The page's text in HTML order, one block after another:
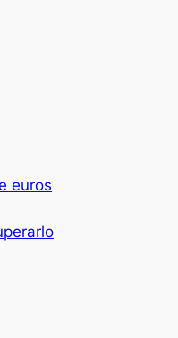
euros